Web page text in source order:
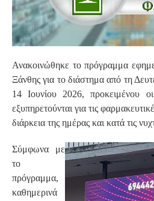
Ανακοινώθηκε το πρόγραμμα
Ξάνθης για το διάστημα από τη
14 Ιουνίου 2026, προκειμένου
εξυπηρετούνται για τις
διάρκεια της ημέρας και κατά τις
Σύμφωνα με
το
πρόγραμμα,
καθημερινά